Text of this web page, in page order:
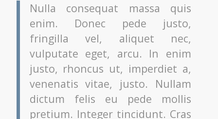
Nulla consequat massa quis
enim. Donec pede justo,
fringilla vel, aliquet nec,
vulputate eget, arcu. In enim
justo, rhoncus ut, imperdiet a,
venenatis vitae, justo. Nullam
dictum felis eu pede mollis
pretium. Integer tincidunt. Cras